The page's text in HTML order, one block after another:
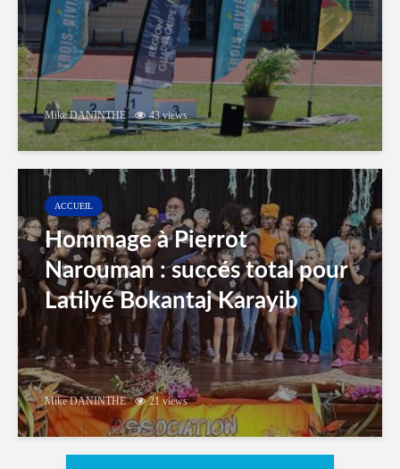
Mike DANINTHE 43 views
ACCUEIL
Hommage à Pierrot
Narouman : succés total pour
Latilyé Bokantaj Karayib
Mike DANINTHE 21 views